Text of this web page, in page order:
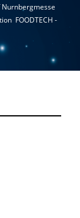
Nurnbergmesse
FOODTECH -